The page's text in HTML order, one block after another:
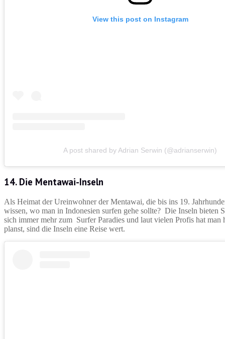
View this post on Instagram
A post shared by Adrian Serwin (@adrianserwin)
14. Die Mentawai-Inseln
Als Heimat der Ureinwohner der Mentawai, die bis ins 19.
wissen, wo man in Indonesien surfen gehe sollte? Die Inseln
sich immer mehr zum Surfer Paradies und laut vielen Profis hat
planst, sind die Inseln eine Reise wert.